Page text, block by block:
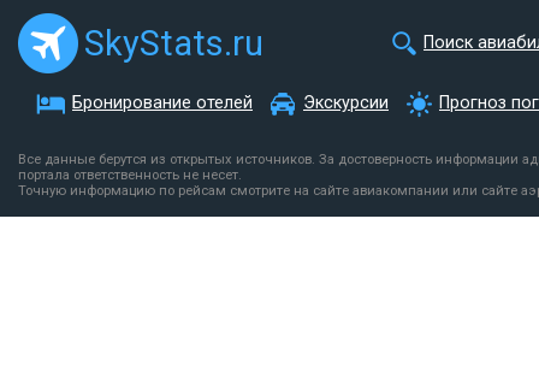
SkyStats.ru Поиск
Бронирование отелей Экскурсии Прогноз
Все данные берутся из открытых источников. За достоверность информации
портала ответственность не несет.
Точную информацию по рейсам смотрите на сайте авиакомпании или сайте